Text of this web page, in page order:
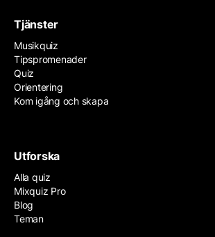
Tjänster
Musikquiz
Tipspromenader
Quiz
Orientering
Kom igång och skapa
Utforska
Alla quiz
Mixquiz Pro
Blog
Teman